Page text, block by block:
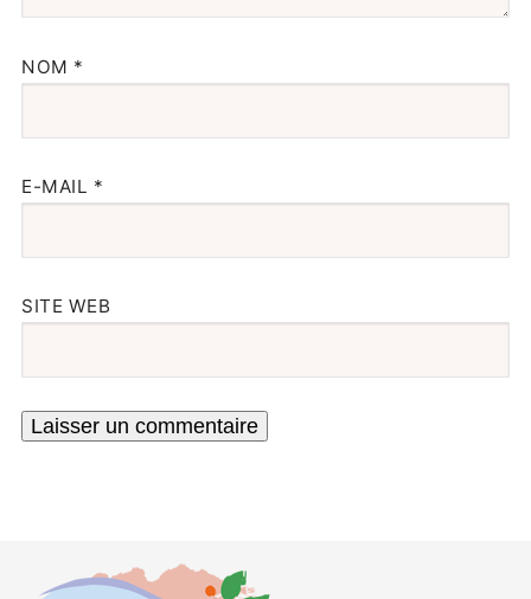
NOM *
E-MAIL *
SITE WEB